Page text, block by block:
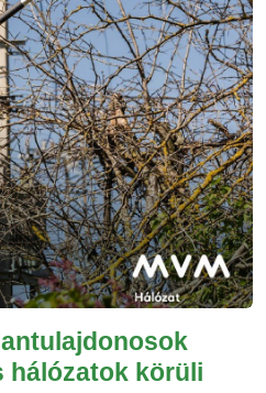
hálózatok körüli